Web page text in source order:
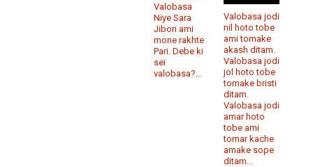
Valobasa
Niye Sara
Jibon ami
mone rakhte
Pari. Debe ki
sei
valobasa?...
Valobasa jodi
nil hoto tobe
ami tomake
akash ditam.
Valobasa jodi
jol hoto tobe
tomake bristi
ditam.
Valobasa jodi
amar hoto
tobe ami
tomar kache
amake sope
ditam...